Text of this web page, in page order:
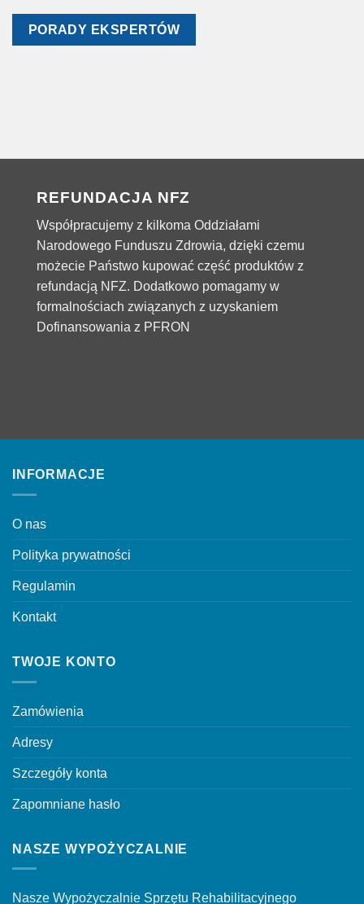
PORADY EKSPERTÓW
REFUNDACJA NFZ
Współpracujemy z kilkoma Oddziałami
Narodowego Funduszu Zdrowia, dzięki czemu
możecie Państwo kupować część produktów z
refundacją NFZ. Dodatkowo pomagamy w
formalnościach związanych z uzyskaniem
Dofinansowania z PFRON
INFORMACJE
O nas
Polityka prywatności
Regulamin
Kontakt
TWOJE KONTO
Zamówienia
Adresy
Szczegóły konta
Zapomniane hasło
NASZE WYPOŻYCZALNIE
Nasze Wypożyczalnie Sprzętu Rehabilitacyjnego